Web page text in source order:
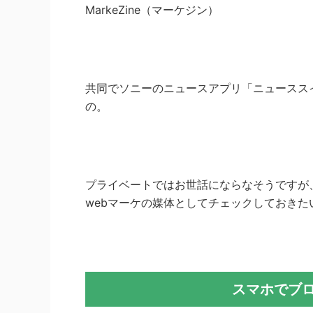
MarkeZine（マーケジン）
共同でソニーのニュースアプリ「ニュース
の。
プライベートではお世話にならなそうです
webマーケの媒体としてチェックしておきた
スマホでブ